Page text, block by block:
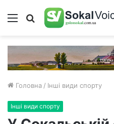
Меню Пошук
Головна / Інші види спорту
Інші види спорту